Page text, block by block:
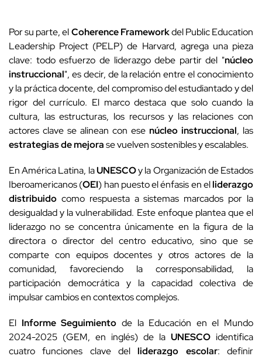
Por su parte, elCoherence Frameworkdel Public Education
Leadership Project (PELP) de Harvard, agrega una pieza
clave: todo esfuerzo de liderazgo debe partir del "núcleo
instruccional", es decir, de la relación entre el conocimiento
y la práctica docente, del compromiso del estudiantado y del
rigor del currículo. El marco destaca que solo cuando la
cultura, las estructuras, los recursos y las relaciones con
actores clave se alinean con ese núcleo instruccional, las
estrategias de mejorase vuelven sostenibles y escalables.
En América Latina, laUNESCOy la Organización de Estados
Iberoamericanos (OEI) han puesto el énfasis en elliderazgo
distribuido como respuesta a sistemas marcados por la
desigualdad y la vulnerabilidad. Este enfoque plantea que el
liderazgo no se concentra únicamente en la figura de la
directora o director del centro educativo, sino que se
comparte con equipos docentes y otros actores de la
comunidad, favoreciendo la corresponsabilidad, la
participación democrática y la capacidad colectiva de
impulsar cambios en contextos complejos.
El Informe Seguimiento de la Educación en el Mundo
2024-2025 (GEM, en inglés) de la UNESCO identifica
cuatro funciones clave delliderazgo escolar: definir